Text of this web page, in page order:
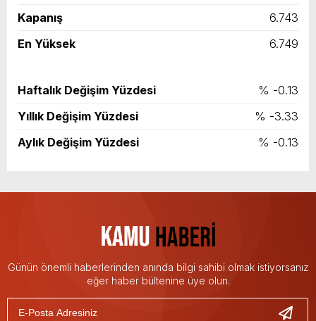
Kapanış
6.743
En Yüksek
6.749
Haftalık Değişim Yüzdesi
% -0.13
Yıllık Değişim Yüzdesi
% -3.33
Aylık Değişim Yüzdesi
% -0.13
Günün önemli haberlerinden anında bilgi sahibi olmak istiyorsanız
eğer haber bültenine üye olun.